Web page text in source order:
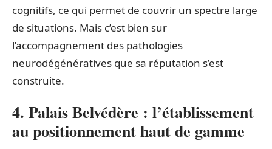
cognitifs, ce qui permet de couvrir un spectre large
de situations. Mais c’est bien sur
l’accompagnement des pathologies
neurodégénératives que sa réputation s’est
construite.
4. Palais Belvédère : l’établissement
au positionnement haut de gamme